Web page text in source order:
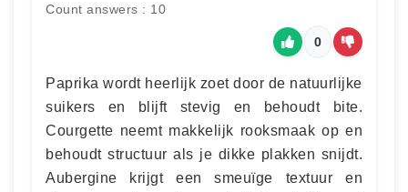
Count answers : 10
0
Paprika wordt heerlijk zoet door de natuurlijke
suikers en blijft stevig en behoudt bite.
Courgette neemt makkelijk rooksmaak op en
behoudt structuur als je dikke plakken snijdt.
Aubergine krijgt een smeuïge textuur en